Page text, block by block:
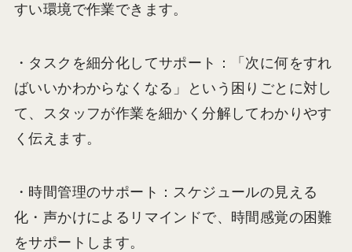
すい環境で作業できます。
・タスクを細分化してサポート：「次に何をすれ
ばいいかわからなくなる」という困りごとに対し
て、スタッフが作業を細かく分解してわかりやす
く伝えます。
・時間管理のサポート：スケジュールの見える
化・声かけによるリマインドで、時間感覚の困難
をサポートします。